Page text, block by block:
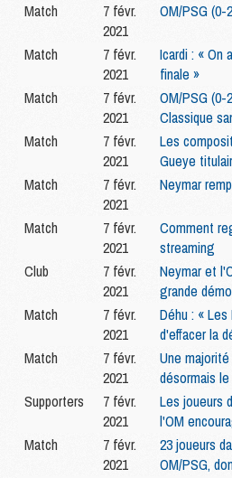
Match
7 févr.
2021
OM/PSG (0-
Match
7 févr.
2021
Icardi : « On
finale »
Match
7 févr.
2021
OM/PSG (0-
Classique
Match
7 févr.
2021
Les
Gueye
Match
7 févr.
2021
Neymar
Match
7 févr.
2021
Comment
streaming
Club
7 févr.
2021
Neymar et
grande
Match
7 févr.
2021
Déhu : «
d'effacer la
Match
7 févr.
2021
Une
désormais
Supporters
7 févr.
2021
Les joueurs
l'OM
Match
7 févr.
2021
23 joueurs
OM/PSG,